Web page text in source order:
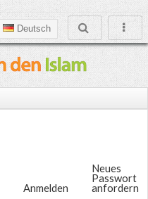
Deutsch
Anmelden
Neues
Passwort
anfordern